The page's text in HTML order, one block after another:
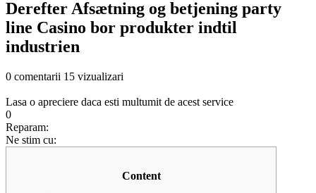
Derefter Afsætning og betjening party
line Casino bor produkter indtil
industrien
0 comentarii 15 vizualizari
Lasa o apreciere daca esti multumit de acest service
0
Reparam:
Ne stim cu:
Content